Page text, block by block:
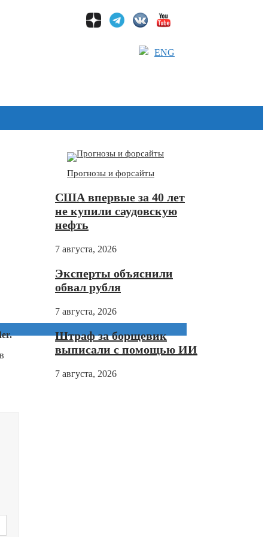
ENG
Прогнозы и форсайты
США впервые за 40 лет
не купили саудовскую
нефть
7 августа, 2026
Эксперты объяснили
обвал рубля
7 августа, 2026
Штраф за борщевик
выписали с помощью ИИ
7 августа, 2026